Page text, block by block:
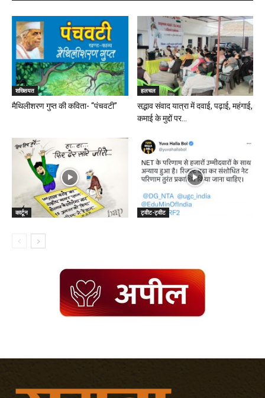
शख्सियत
मैथिलीशरण गुप्त की कविता- “पंचवटी”
हलचल
सद्भाव संवाद यात्रा में दवाई, पढ़ाई, महंगाई,
कमाई के मुद्दों पर...
कार्टून ट्वीट-ट्वीट